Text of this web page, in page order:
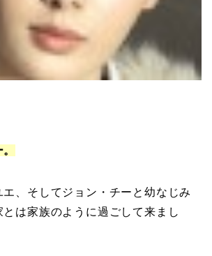
、そしてジョン・チーと幼なじみ
は家族のように過ごして来まし